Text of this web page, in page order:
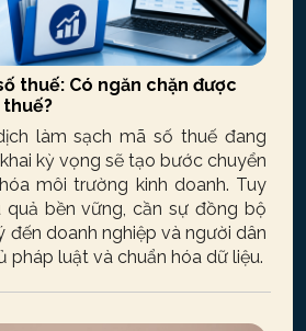
thuế: Có ngăn chặn được
làm sạch mã số thuế đang
kỳ vọng sẽ tạo bước chuyển
môi trường kinh doanh. Tuy
quả bền vững, cần sự đồng bộ
đến doanh nghiệp và người dân
pháp luật và chuẩn hóa dữ liệu.